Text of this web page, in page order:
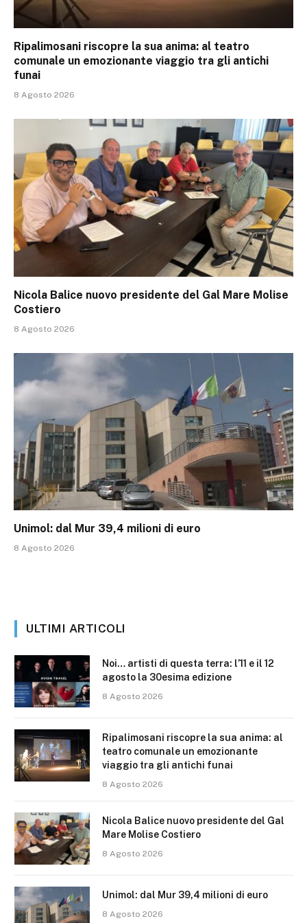
Ripalimosani riscopre la sua anima: al teatro
comunale un emozionante viaggio tra gli antichi
funai
8 Agosto 2026
Nicola Balice nuovo presidente del Gal Mare Molise
Costiero
8 Agosto 2026
Unimol: dal Mur 39,4 milioni di euro
8 Agosto 2026
ULTIMI ARTICOLI
Noi… artisti di questa terra: l’11 e il 12
agosto la 30esima edizione
8 Agosto 2026
Ripalimosani riscopre la sua anima: al
teatro comunale un emozionante
viaggio tra gli antichi funai
8 Agosto 2026
Nicola Balice nuovo presidente del Gal
Mare Molise Costiero
8 Agosto 2026
Unimol: dal Mur 39,4 milioni di euro
8 Agosto 2026